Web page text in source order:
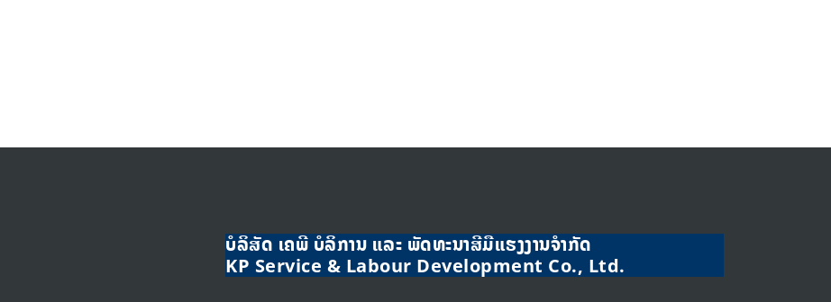
ບໍລິສັດ ເຄພີ ບໍລິການ ແລະ ພັດທະນາສີມືແຮງງານຈໍາກັດ
KP Service & Labour Development Co., Ltd.